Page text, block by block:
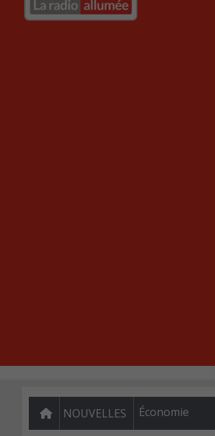
NOUVELLES Économie